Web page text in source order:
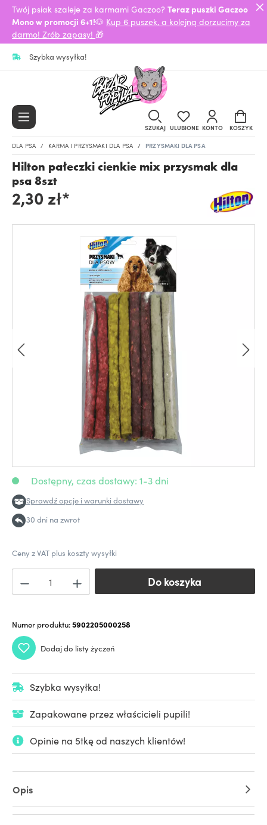
Twój psiak szaleje za karmami Gaczoo? Teraz puszki Gaczoo
Mono w promocji 6+1!🐶 Kup 6 puszek, a kolejną dorzucimy za
darmo! Zrób zapasy! 🎁
Szybka wysyłka!
SZUKAJ ULUBIONE KONTO KOSZYK
DLA PSA KARMA I PRZYSMAKI DLA PSA PRZYSMAKI DLA PSA
Hilton pałeczki cienkie mix przysmak dla
psa 8szt
2,30 zł*
Dostępny, czas dostawy: 1-3 dni
Sprawdź opcje i warunki dostawy
30 dni na zwrot
Ceny z VAT plus koszty wysyłki
Do koszyka
Do koszyka
Numer produktu:5902205000258
Dodaj do listy życzeń
Szybka wysyłka!
Zapakowane przez właścicieli pupili!
Opinie na 5tkę od naszych klientów!
Opis